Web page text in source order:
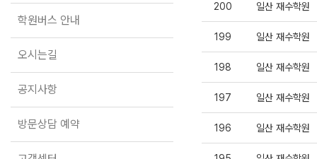
공지사항
방문상담 예약
고객센터
재원생 온라인 결제 안내
단과 온라인 결제 안내
마이페이지 안내
학원버스 안내
오시는길
공지사항
방문상담 예약
200 일산 재수학원
199 일산 재수학원
198 일산 재수학원
197 일산 재수학원
196 일산 재수학원